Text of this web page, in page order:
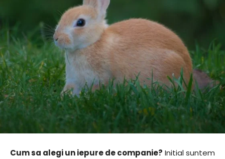
Cum sa alegi un iepure de companie? Initial suntem